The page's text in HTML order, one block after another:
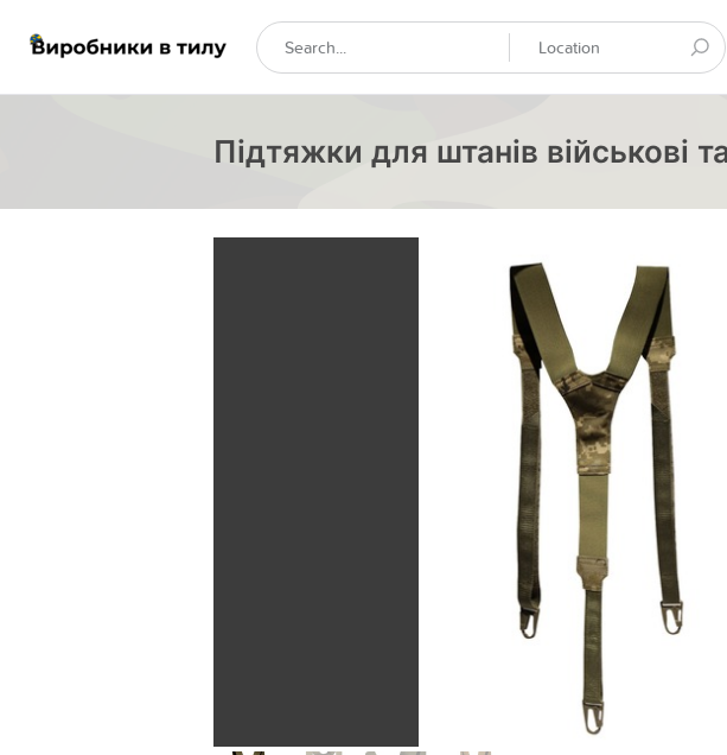
Підтяжки для штанів військові